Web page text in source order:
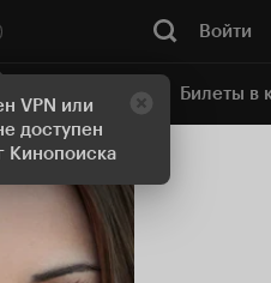
VPN или
доступен
Кинопоиска
Войти
кинотеатр Билеты в